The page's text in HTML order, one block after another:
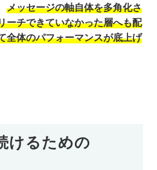
メッセージの軸自体を多角化さ
ーチできていなかった層へも配
全体のパフォーマンスが底上げ
けるための